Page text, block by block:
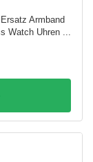
Armband
Watch Uhren ...